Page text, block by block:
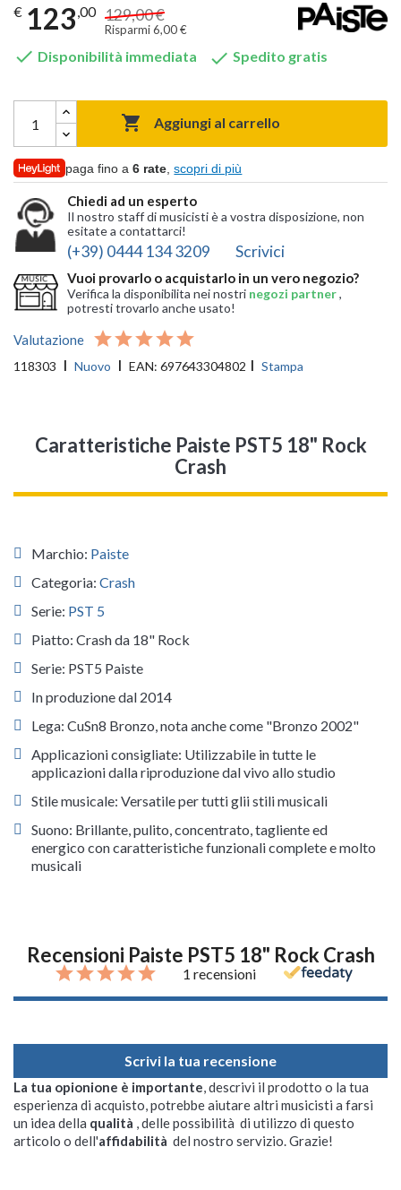
€ 123,00 129,00 €
Risparmi 6,00 €
 Disponibilità immediata  Spedito gratis
 Aggiungi al carrello
paga fino a6 rate ,scopri di più
Chiedi ad un esperto
Il nostro staff di musicisti è a vostra disposizione, non
esitate a contattarci!
(+39) 0444 134 3209 Scrivici
Vuoi provarlo o acquistarlo in un vero negozio?
Verifica la disponibilita nei nostri negozi partner,
potresti trovarlo anche usato!
Valutazione
118303 Nuovo EAN: 697643304802 Stampa
Caratteristiche Paiste PST5 18" Rock
Crash
Marchio: Paiste
Categoria: Crash
Serie: PST 5
Piatto: Crash da 18" Rock
Serie: PST5 Paiste
In produzione dal 2014
Lega: CuSn8 Bronzo, nota anche come "Bronzo 2002"
Applicazioni consigliate: Utilizzabile in tutte le
applicazioni dalla riproduzione dal vivo allo studio
Stile musicale: Versatile per tutti glii stili musicali
Suono: Brillante, pulito, concentrato, tagliente ed
energico con caratteristiche funzionali complete e molto
musicali
Recensioni Paiste PST5 18" Rock Crash
1 recensioni
Scrivi la tua recensione
La tua opionione è importante, descrivi il prodotto o la tua
esperienza di acquisto, potrebbe aiutare altri musicisti a farsi
un idea della qualità , delle possibilità di utilizzo di questo
articolo o dell'affidabilità del nostro servizio. Grazie!